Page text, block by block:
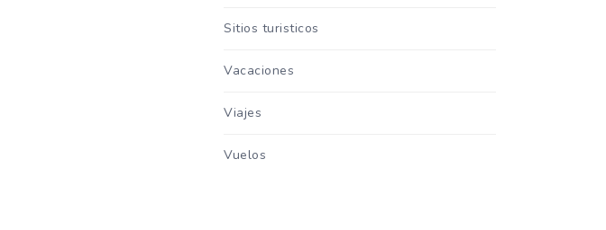
Sitios turisticos
Vacaciones
Viajes
Vuelos